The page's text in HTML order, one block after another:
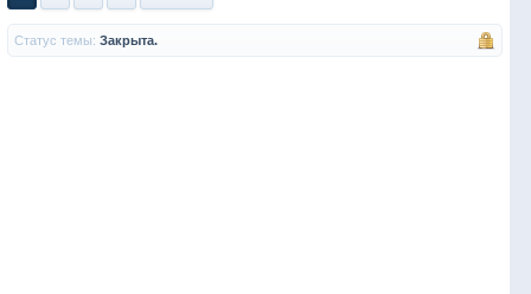
Статус темы: Закрыта.